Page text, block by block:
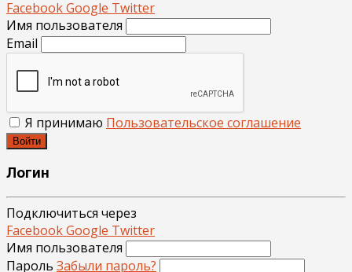
FacebookGoogle Twitter
Имя пользователя
Email
Я принимаю Пользовательское соглашение
Войти
Логин
Подключиться через
FacebookGoogle Twitter
Имя пользователя
Пароль Забыли пароль?